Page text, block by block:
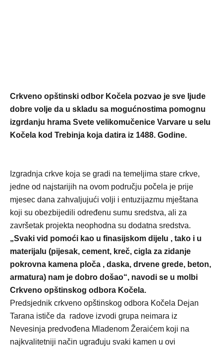
Crkveno opštinski odbor Kočela pozvao je sve ljude
dobre volje da u skladu sa mogućnostima pomognu
izgrdanju hrama Svete velikomučenice Varvare u selu
Kočela kod Trebinja koja datira iz 1488. Godine.
Izgradnja crkve koja se gradi na temeljima stare crkve,
jedne od najstarijih na ovom području počela je prije
mjesec dana zahvaljujući volji i entuzijazmu mještana
koji su obezbijedili određenu sumu sredstva, ali za
završetak projekta neophodna su dodatna sredstva.
„Svaki vid pomoći kao u finasijskom dijelu , tako i u
materijalu (pijesak, cement, kreč, cigla za zidanje
pokrovna kamena ploča , daska, drvene grede, beton,
armatura) nam je dobro došao“, navodi se u molbi
Crkveno opštinskog odbora Kočela.
Predsjednik crkveno opštinskog odbora Kočela Dejan
Tarana ističe da radove izvodi grupa neimara iz
Nevesinja predvođena Mladenom Žeraićem koji na
najkvalitetniji način ugrađuju svaki kamen u ovi